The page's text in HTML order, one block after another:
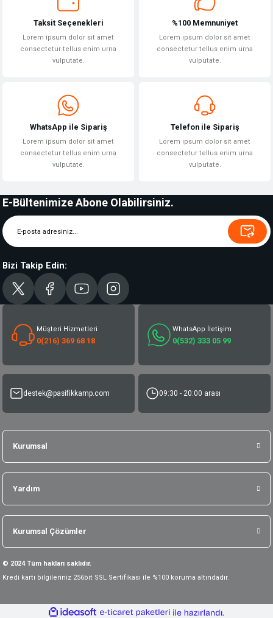
Taksit Seçenekleri
Lorem ipsum dolor sit amet
consectetur tellus enim urna
vulputate.
%100 Memnuniyet
Lorem ipsum dolor sit amet
consectetur tellus enim urna
vulputate.
WhatsApp ile Sipariş
Lorem ipsum dolor sit amet
consectetur tellus enim urna
vulputate.
Telefon ile Sipariş
Lorem ipsum dolor sit amet
consectetur tellus enim urna
vulputate.
E-Bültenimize Abone Olabilirsiniz.
Bizi Takip Edin:
Müşteri Hizmetleri
0(216) 369 68 18
WhatsApp İletişim
0(532) 333 05 99
destek@pasifikkamp.com 09:30 - 20:00 arası
Kurumsal
Yardım
Kurumsal Çözümler
© 2024 Tüm hakları saklıdır.
Kredi kartı bilgileriniz 256bit SSL Sertifikası ile %100 koruma altındadır.
ideasoft e-